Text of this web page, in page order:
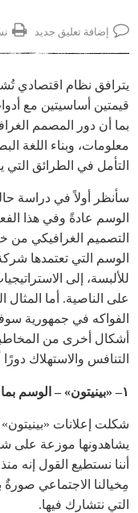
إضافة تعليق جديد
يترافق نظام اقتصادي
قيمتين أساسيتين مع
بما أن دور المصمم
معلومات، وبناء اللغة
التأمل في الطرائق
سأنظر أولاً في دراسة
الوسم عادةً وفي هذا
التصميم الغرافيكي من
للألبسة، إلى
على الناصية. أما المثال
الفواكه في جمهورية
أشكال أخرى من
التنافس والاستهلاك
١– «بينيتون» – الوسم بما هو فك ارتباط
شكلت إعلانات «بينيتون»
يشاهدونها موزعة على
أننا نستطيع القول إنه
مِخيالنا الاجتماعي
التي نتشارك فيها.